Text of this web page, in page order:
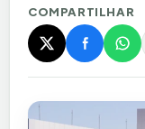
COMPARTILHAR